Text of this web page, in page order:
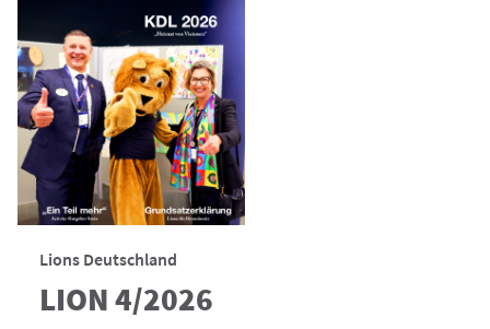
Lions Deutschland
LION 4/2026